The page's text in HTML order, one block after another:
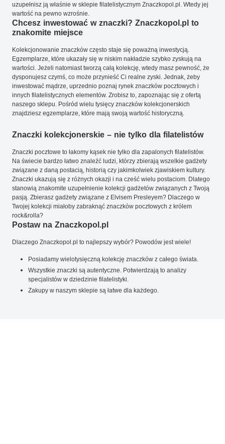
uzupełnisz ją właśnie w sklepie filatelistycznym Znaczkopol.pl. Wtedy jej
wartość na pewno wzrośnie.
Chcesz inwestować w znaczki? Znaczkopol.pl to
znakomite miejsce
Kolekcjonowanie znaczków często staje się poważną inwestycją.
Egzemplarze, które ukazały się w niskim nakładzie szybko zyskują na
wartości. Jeżeli natomiast tworzą całą kolekcję, wtedy masz pewność, że
dysponujesz czymś, co może przynieść Ci realne zyski. Jednak, żeby
inwestować mądrze, uprzednio poznaj rynek znaczków pocztowych i
innych filatelistycznych elementów. Zrobisz to, zapoznając się z ofertą
naszego sklepu. Pośród wielu tysięcy znaczków kolekcjonerskich
znajdziesz egzemplarze, które mają swoją wartość historyczną.
Znaczki kolekcjonerskie – nie tylko dla filatelistów
Znaczki pocztowe to łakomy kąsek nie tylko dla zapalonych filatelistów.
Na świecie bardzo łatwo znaleźć ludzi, którzy zbierają wszelkie gadżety
związane z daną postacią, historią czy jakimkolwiek zjawiskiem kultury.
Znaczki ukazują się z różnych okazji i na cześć wielu postaciom. Dlatego
stanowią znakomite uzupełnienie kolekcji gadżetów związanych z Twoją
pasją. Zbierasz gadżety związane z Elvisem Presleyem? Dlaczego w
Twojej kolekcji miałoby zabraknąć znaczków pocztowych z królem
rock&rolla?
Postaw na Znaczkopol.pl
Dlaczego Znaczkopol.pl to najlepszy wybór? Powodów jest wiele!
Posiadamy wielotysięczną kolekcję znaczków z całego świata.
Wszystkie znaczki są autentyczne. Potwierdzają to analizy
specjalistów w dziedzinie filatelistyki.
Zakupy w naszym sklepie są łatwe dla każdego.